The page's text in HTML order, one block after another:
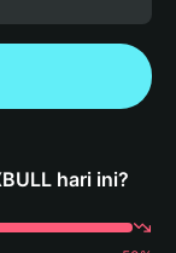
hari ini?